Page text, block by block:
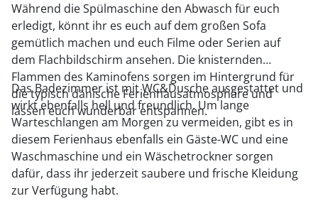
Während die Spülmaschine den Abwasch für euch
erledigt, könnt ihr es euch auf dem großen Sofa
gemütlich machen und euch Filme oder Serien auf
dem Flachbildschirm ansehen. Die knisternden
Flammen des Kaminofens sorgen im Hintergrund für
die typisch dänische Ferienhausatmosphäre und
lassen euch wunderbar entspannen.
Das Badezimmer ist mit WC&Dusche ausgestattet und
wirkt ebenfalls hell und freundlich. Um lange
Warteschlangen am Morgen zu vermeiden, gibt es in
diesem Ferienhaus ebenfalls ein Gäste-WC und eine
Waschmaschine und ein Wäschetrockner sorgen
dafür, dass ihr jederzeit saubere und frische Kleidung
zur Verfügung habt.